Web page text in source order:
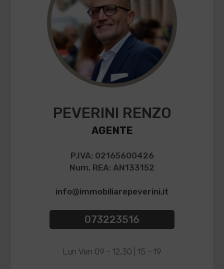
PEVERINI RENZO
AGENTE
P.IVA: 02165600426
Num. REA: AN133152
info@immobiliarepeverini.it
073223516
Lun Ven 09 - 12,30 | 15 - 19